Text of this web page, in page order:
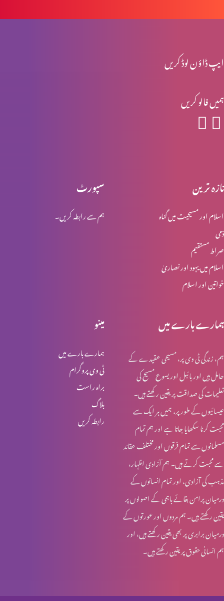
انبیا ء و بزرگ – ابراہام
انبیاء و بزرگ – حنوک اور نوح
انبیاء و بزرگ – آدم اور حنوک
آخری جنگ – کیا تیاری ہو رہی ہے؟
ایپ ڈاؤن لوڈ کریں
ہمیں فالو کریں
سپورٹ
ہم سے رابطہ کریں۔
تازہ ترین
اسلام اور مسیحیت میں گناہ
ذمی
صراط مستقیم
اسلام میں یہود اور نصاریٰ
خواتین اور اسلام
مینو
ہمارے بارے میں
ٹی وی پروگرام
براہ راست
بلاگ
رابطہ کریں
ہمارے بارے میں
ہم، زندگی ٹی وی پر، مسیحی عقیدے کے
حامل ہیں اور بائبل اور یسوع مسیح کی
تعلیمات کی صداقت پر یقین رکھتے ہیں۔
عیسائیوں کے طور پر، ہمیں ہر ایک سے
محبت کرنا سکھایا جاتا ہے اور ہم تمام
مسلمانوں سے تمام فرقوں اور مختلف عقائد
سے محبت کرتے ہیں۔ ہم آزادی اظہار،
مذہب کی آزادی، اور تمام انسانوں کے
درمیان پرامن بقائے باہمی کے اصولوں پر
یقین رکھتے ہیں۔ ہم مردوں اور عورتوں کے
درمیان برابری پر بھی یقین رکھتے ہیں، اور
ہم انسانی حقوق پر یقین رکھتے ہیں۔